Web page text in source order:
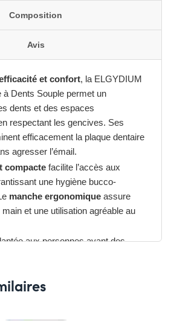
Composition
Avis
et confort, la ELGYDIUM
Dents Souple permet un
dents et des espaces
respectant les gencives. Ses
efficacement la plaque dentaire
agresser l’émail.
compacte facilite l’accès aux
une hygiène bucco-
manche ergonomique assure
et une utilisation agréable au
aux personnes ayant des
des dents.